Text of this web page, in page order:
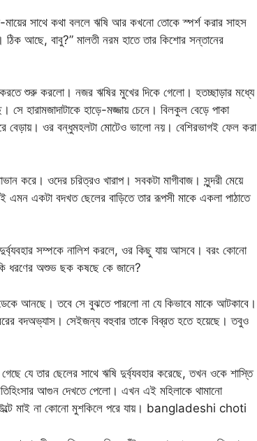
সাথে কথা বললে ঋষি আর কখনো তোকে স্পর্শ করার সাহস
ঠিক আছে, বাবু?” মালতী নরম হাতে তার কিশোর সন্তানের
শুরু করলো। নজর ঋষির মুখের দিকে গেলো। হতচ্ছাড়ার মধ্যে
সে হারামজাদাটাকে হাড়ে-মজ্জায় চেনে। বিলকুল বেড়ে পাকা
বেড়ায়। ওর বন্ধুমহলটা মোটেও ভালো নয়। বেশিরভাগই ফেল করা
করে। ওদের চরিত্রও খারাপ। সবকটা মাগীবাজ। সুন্দরী মেয়ে
এমন একটা বদখত ছেলের বাড়িতে তার রূপসী মাকে একলা পাঠাতে
সম্পকে নালিশ করলে, ওর কিছু যায় আসবে। বরং কোনো
ধরণের অশুভ ছক কষছে কে জানে?
আনছে। তবে সে বুঝতে পারলো না যে কিভাবে মাকে আটকাবে।
বদঅভ্যাস। সেইজন্য বহুবার তাকে বিব্রত হতে হয়েছে। তবুও
যে তার ছেলের সাথে ঋষি দুর্ব্যবহার করেছে, তখন ওকে শাস্তি
আগুন দেখতে পেলো। এখন এই মহিলাকে থামানো
উল্টে মাই না কোনো মুশকিলে পরে যায়। bangladeshi choti